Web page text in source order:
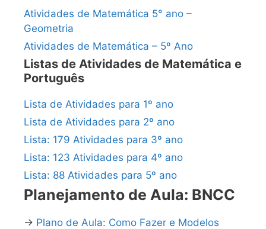
Atividades de Matemática 5° ano –
Geometria
Atividades de Matemática – 5º Ano
Listas de Atividades de Matemática e
Português
Lista de Atividades para 1º ano
Lista de Atividades para 2º ano
Lista: 179 Atividades para 3º ano
Lista: 123 Atividades para 4º ano
Lista: 88 Atividades para 5º ano
Planejamento de Aula: BNCC
→ Plano de Aula: Como Fazer e Modelos